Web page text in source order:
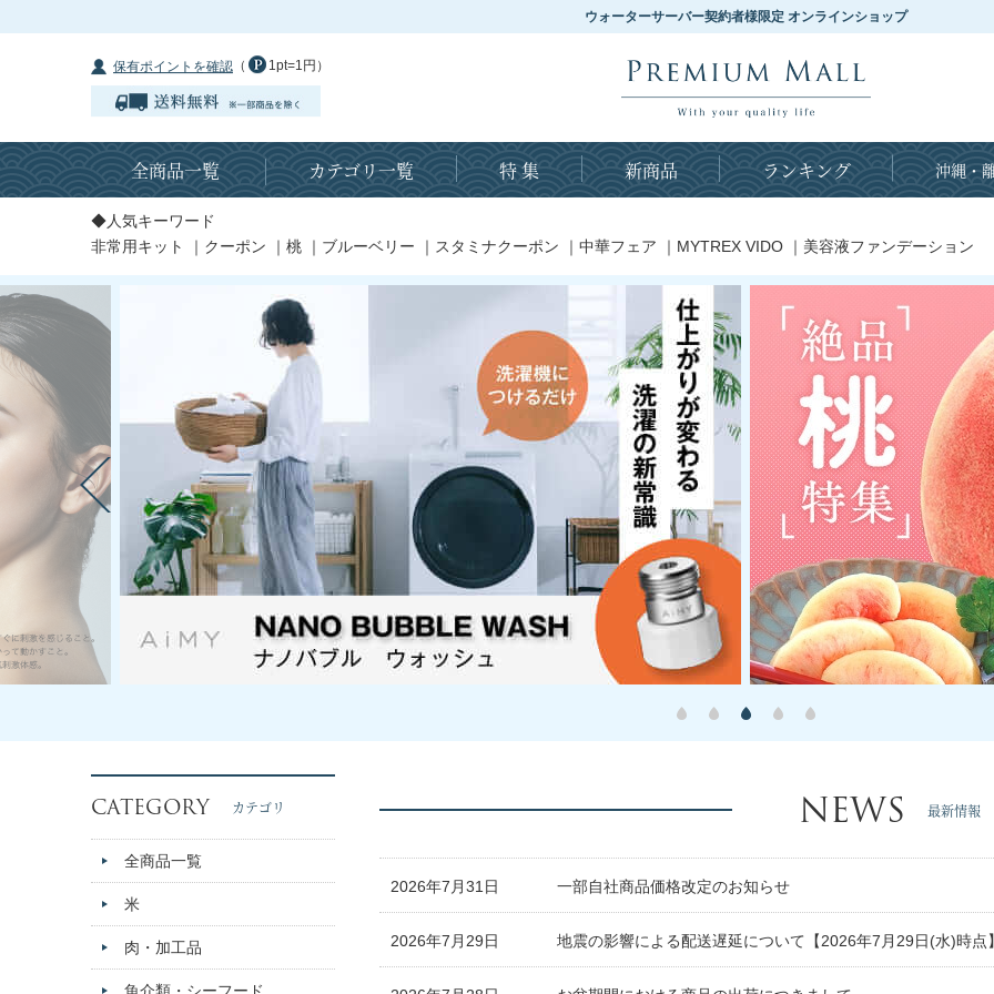
ウォーターサーバー契約者様限定 オンラインショップ
保有ポイントを確認 （ 1pt=1円）
全商品一覧 カテゴリ一覧 特 集 新商品 ランキング 沖縄・
NEWS 最新情報
2026年7月31日 一部自社商品価格改定のお知らせ
2026年7月29日 地震の影響による配送遅延について【2026年7月29日(水)時点
◆人気キーワード
非常用キット
｜ クーポン ｜ 桃 ｜ ブルーベリー ｜ スタミナクーポン ｜ 中華フェア ｜ MYTREX VIDO ｜ 美容液ファンデーション
CATEGORY カテゴリ
全商品一覧
米
肉・加工品
魚介類・シーフード